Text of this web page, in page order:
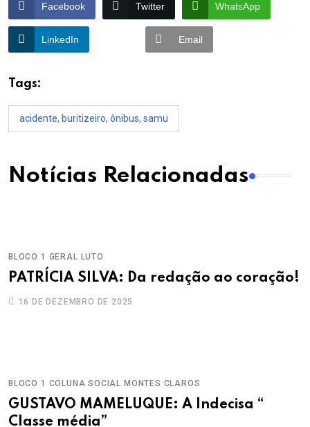
Facebook Twitter WhatsApp
LinkedIn Email
Tags:
acidente, buritizeiro, ônibus, samu
Notícias Relacionadas
BLOCO 1 GERAL LUTO
PATRÍCIA SILVA: Da redação ao coração!
16 DE DEZEMBRO DE 2025
BLOCO 1 COLUNA SOCIAL MONTES CLAROS
GUSTAVO MAMELUQUE: A Indecisa “
Classe média”